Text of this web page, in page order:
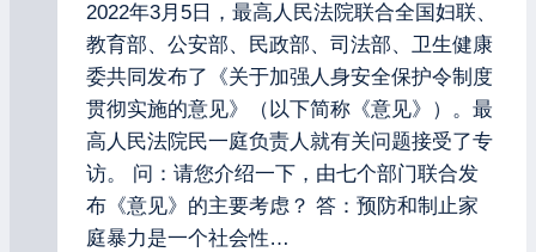
2022年3月5日，最高人民法院联合全国妇联、
教育部、公安部、民政部、司法部、卫生健康
委共同发布了《关于加强人身安全保护令制度
贯彻实施的意见》（以下简称《意见》）。最
高人民法院民一庭负责人就有关问题接受了专
访。 问：请您介绍一下，由七个部门联合发
布《意见》的主要考虑？ 答：预防和制止家
庭暴力是一个社会性…